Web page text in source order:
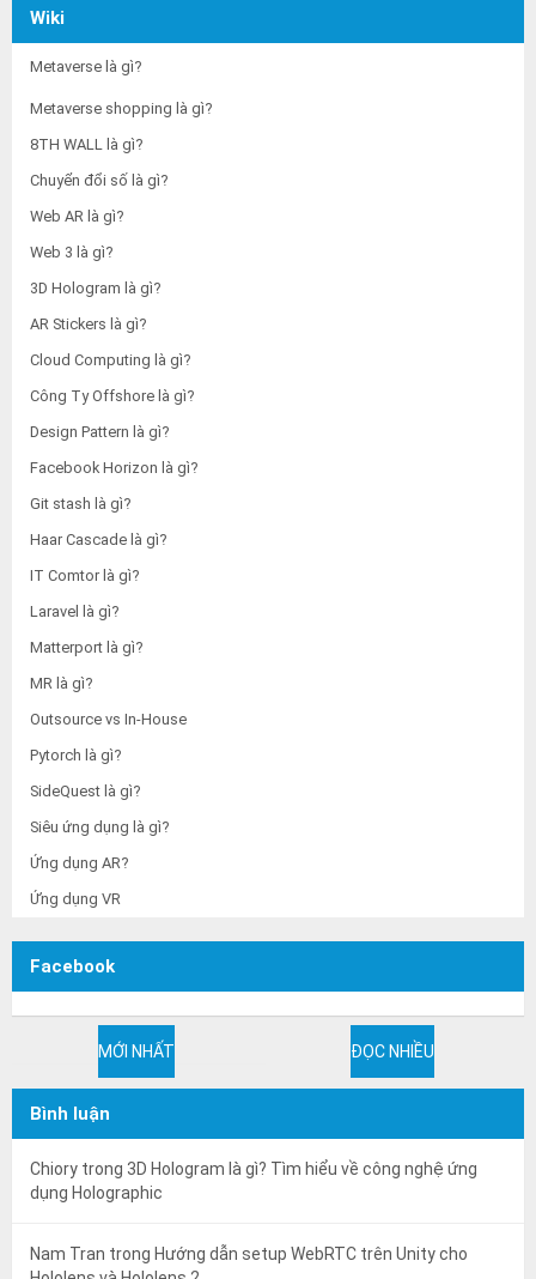
Wiki
Metaverse là gì?
Metaverse shopping là gì?
8TH WALL là gì?
Chuyển đổi số là gì?
Web AR là gì?
Web 3 là gì?
3D Hologram là gì?
AR Stickers là gì?
Cloud Computing là gì?
Công Ty Offshore là gì?
Design Pattern là gì?
Facebook Horizon là gì?
Git stash là gì?
Haar Cascade là gì?
IT Comtor là gì?
Laravel là gì?
Matterport là gì?
MR là gì?
Outsource vs In-House
Pytorch là gì?
SideQuest là gì?
Siêu ứng dụng là gì?
Ứng dụng AR?
Ứng dụng VR
Facebook
MỚI NHẤT ĐỌC NHIỀU
Bình luận
Chiory trong 3D Hologram là gì? Tìm hiểu về công nghệ ứng
dụng Holographic
Nam Tran trong Hướng dẫn setup WebRTC trên Unity cho